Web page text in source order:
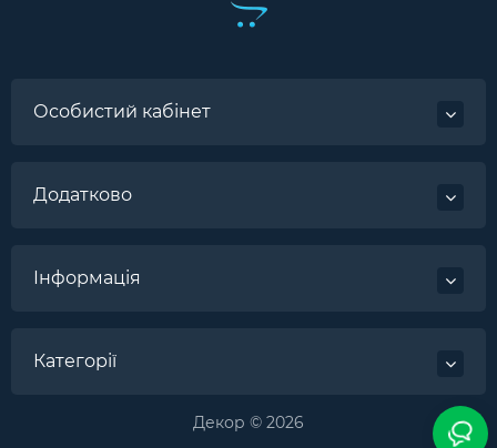
Особистий кабінет
Додатково
Інформація
Категорії
Декор © 2026